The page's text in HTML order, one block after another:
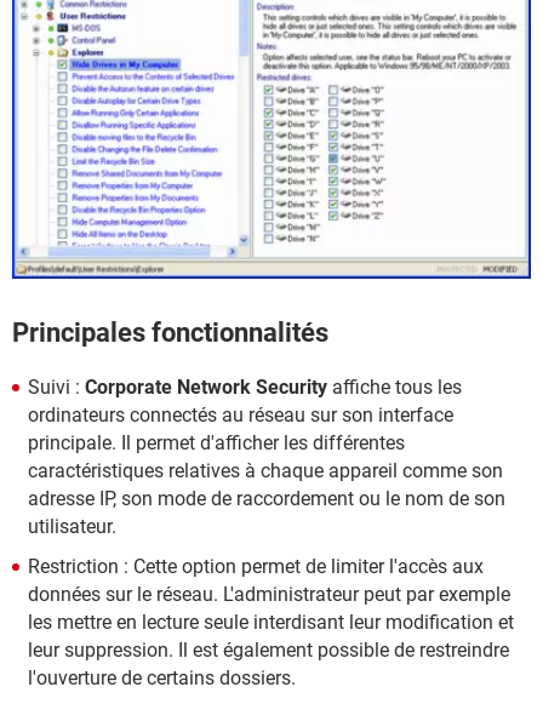
Principales fonctionnalités
Suivi : Corporate Network Security affiche tous les
ordinateurs connectés au réseau sur son interface
principale. Il permet d'afficher les différentes
caractéristiques relatives à chaque appareil comme son
adresse IP, son mode de raccordement ou le nom de son
utilisateur.
Restriction : Cette option permet de limiter l'accès aux
données sur le réseau. L'administrateur peut par exemple
les mettre en lecture seule interdisant leur modification et
leur suppression. Il est également possible de restreindre
l'ouverture de certains dossiers.